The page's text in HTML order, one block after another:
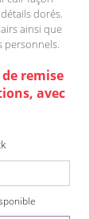
dorés.
ainsi que
personnels.
de remise
avec